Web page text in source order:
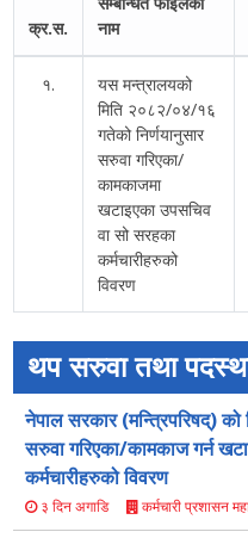
क्र.स.
नाम
१.
यस मन्त्रालयको
मिति २०८२/०४/१६
गतेको निर्णयानुसार
सरुवा गरिएका/
कामकाजमा
खटाइएका उपसचिव
वा सो सरहका
कर्मचारीहरुको
विवरण
थप सरुवा तथा
नेपाल सरकार (मन्त्रिपरिषद्)
सरुवा गरिएका/कामकाज गर्न
कर्मचारीहरुको विवरण
३ दिन अगाडि कर्मचारी प्रशासन